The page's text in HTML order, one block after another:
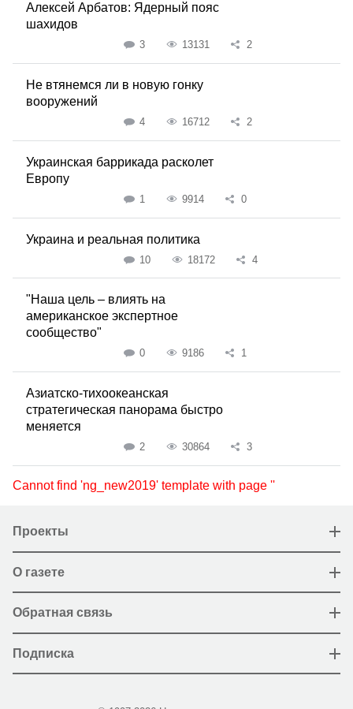
Алексей Арбатов: Ядерный пояс
шахидов
3 13131 2
Не втянемся ли в новую гонку
вооружений
4 16712 2
Украинская баррикада расколет
Европу
1 9914 0
Украина и реальная политика
10 18172 4
"Наша цель – влиять на
американское экспертное
сообщество"
0 9186 1
Азиатско-тихоокеанская
стратегическая панорама быстро
меняется
2 30864 3
Cannot find 'ng_new2019' template with page ''
Проекты
О газете
Обратная связь
Подписка